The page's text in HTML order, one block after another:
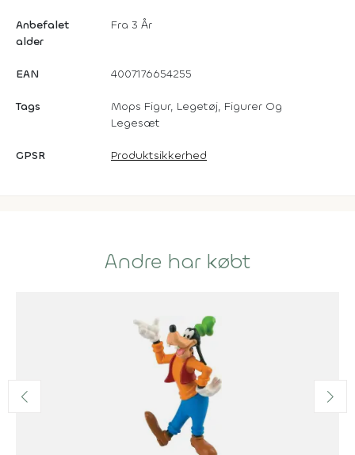
Anbefalet
alder
Fra 3 År
EAN 4007176654255
Tags
Mops Figur, Legetøj, Figurer Og
Legesæt
GPSR Produktsikkerhed
Andre har købt